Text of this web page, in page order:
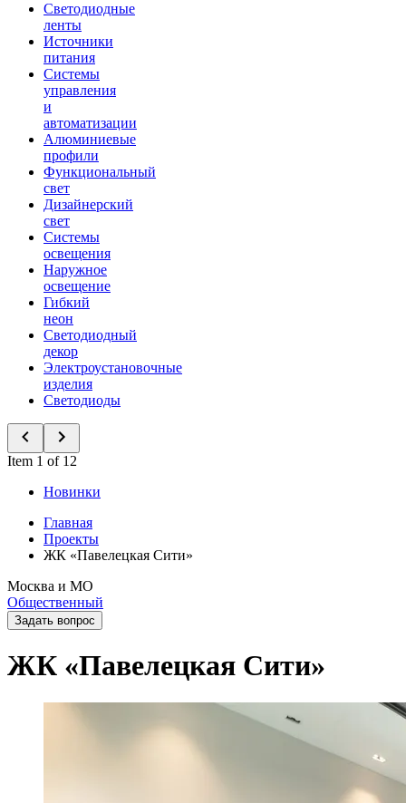
Светодиодные
ленты
Источники
питания
Системы
управления
и
автоматизации
Алюминиевые
профили
Функциональный
свет
Дизайнерский
свет
Системы
освещения
Наружное
освещение
Гибкий
неон
Светодиодный
декор
Электроустановочные
изделия
Светодиоды
Item 1 of 12
Новинки
Главная
Проекты
ЖК «Павелецкая Сити»
Москва и МО
Общественный
Задать вопрос
ЖК «Павелецкая Сити»